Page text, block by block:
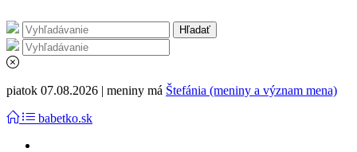
piatok 07.08.2026 | meniny má Štefánia (meniny a význam mena)
babetko.sk